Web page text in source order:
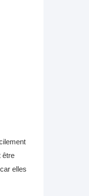
être
elles